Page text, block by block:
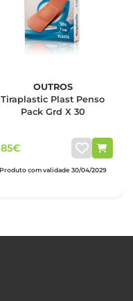
OUTROS
Tiraplastic Plast Penso
Pack Grd X 30
Produto com validade 30/04/2029